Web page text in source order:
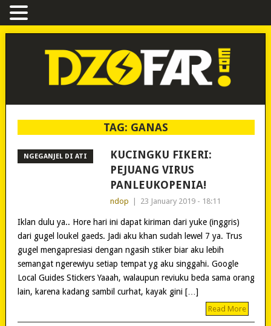
TAG: GANAS
NGEGANJEL DI ATI
KUCINGKU FIKERI:
PEJUANG VIRUS
PANLEUKOPENIA!
ndop 23 January 2019 - 18:11
Iklan dulu ya.. Hore hari ini dapat kiriman dari yuke (inggris)
dari gugel loukel gaeds. Jadi aku khan sudah lewel 7 ya. Trus
gugel mengapresiasi dengan ngasih stiker biar aku lebih
semangat ngerewiyu setiap tempat yg aku singgahi. Google
Local Guides Stickers Yaaah, walaupun reviuku beda sama orang
lain, karena kadang sambil curhat, kayak gini […]
Read More